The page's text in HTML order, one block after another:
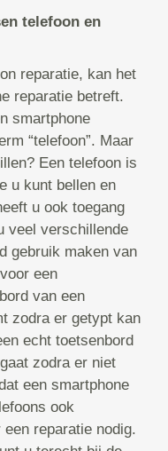
telefoon en
reparatie, kan het
reparatie betreft.
smartphone
“telefoon”. Maar
Een telefoon is
u kunt bellen en
u ook toegang
veel verschillende
gebruik maken van
een
van een
zodra er getypt kan
echt toetsenbord
zodra er niet
een smartphone
ook
reparatie nodig.